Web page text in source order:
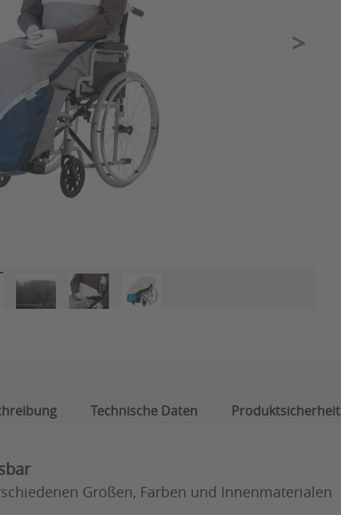
Größen, Farben und Innenmaterialen
Technische Daten Produktsicherheit